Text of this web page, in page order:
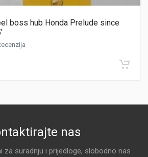
boss hub Honda Prelude since
nas
za suradnju i prijedloge, slobodno nas